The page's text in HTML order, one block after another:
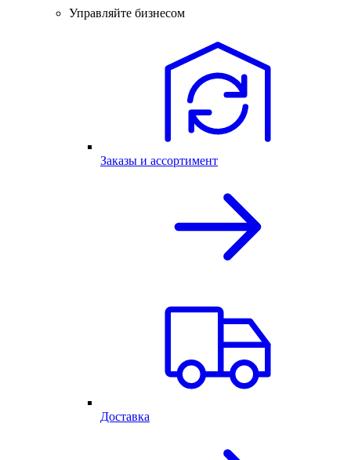
Управляйте бизнесом
Заказы и ассортимент
Доставка